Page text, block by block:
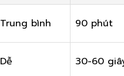
Trung bình 90 phút
Dễ 30-60